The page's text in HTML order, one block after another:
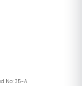
No: 35-A